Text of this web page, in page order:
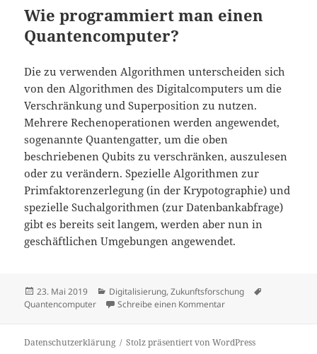
Wie programmiert man einen
Quantencomputer?
Die zu verwenden Algorithmen unterscheiden sich
von den Algorithmen des Digitalcomputers um die
Verschränkung und Superposition zu nutzen.
Mehrere Rechenoperationen werden angewendet,
sogenannte Quantengatter, um die oben
beschriebenen Qubits zu verschränken, auszulesen
oder zu verändern. Spezielle Algorithmen zur
Primfaktorenzerlegung (in der Krypotographie) und
spezielle Suchalgorithmen (zur Datenbankabfrage)
gibt es bereits seit langem, werden aber nun in
geschäftlichen Umgebungen angewendet.
Veröffentlicht
am
23. Mai 2019 Kategorien
Digitalisierung,Zukunftsforschung
Quantencomputer
Schreibe einen Kommentarzu Quantencomputer
Datenschutzerklärung Stolz präsentiert von WordPress